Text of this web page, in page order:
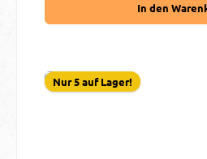
In den
Nur 5 auf Lager!